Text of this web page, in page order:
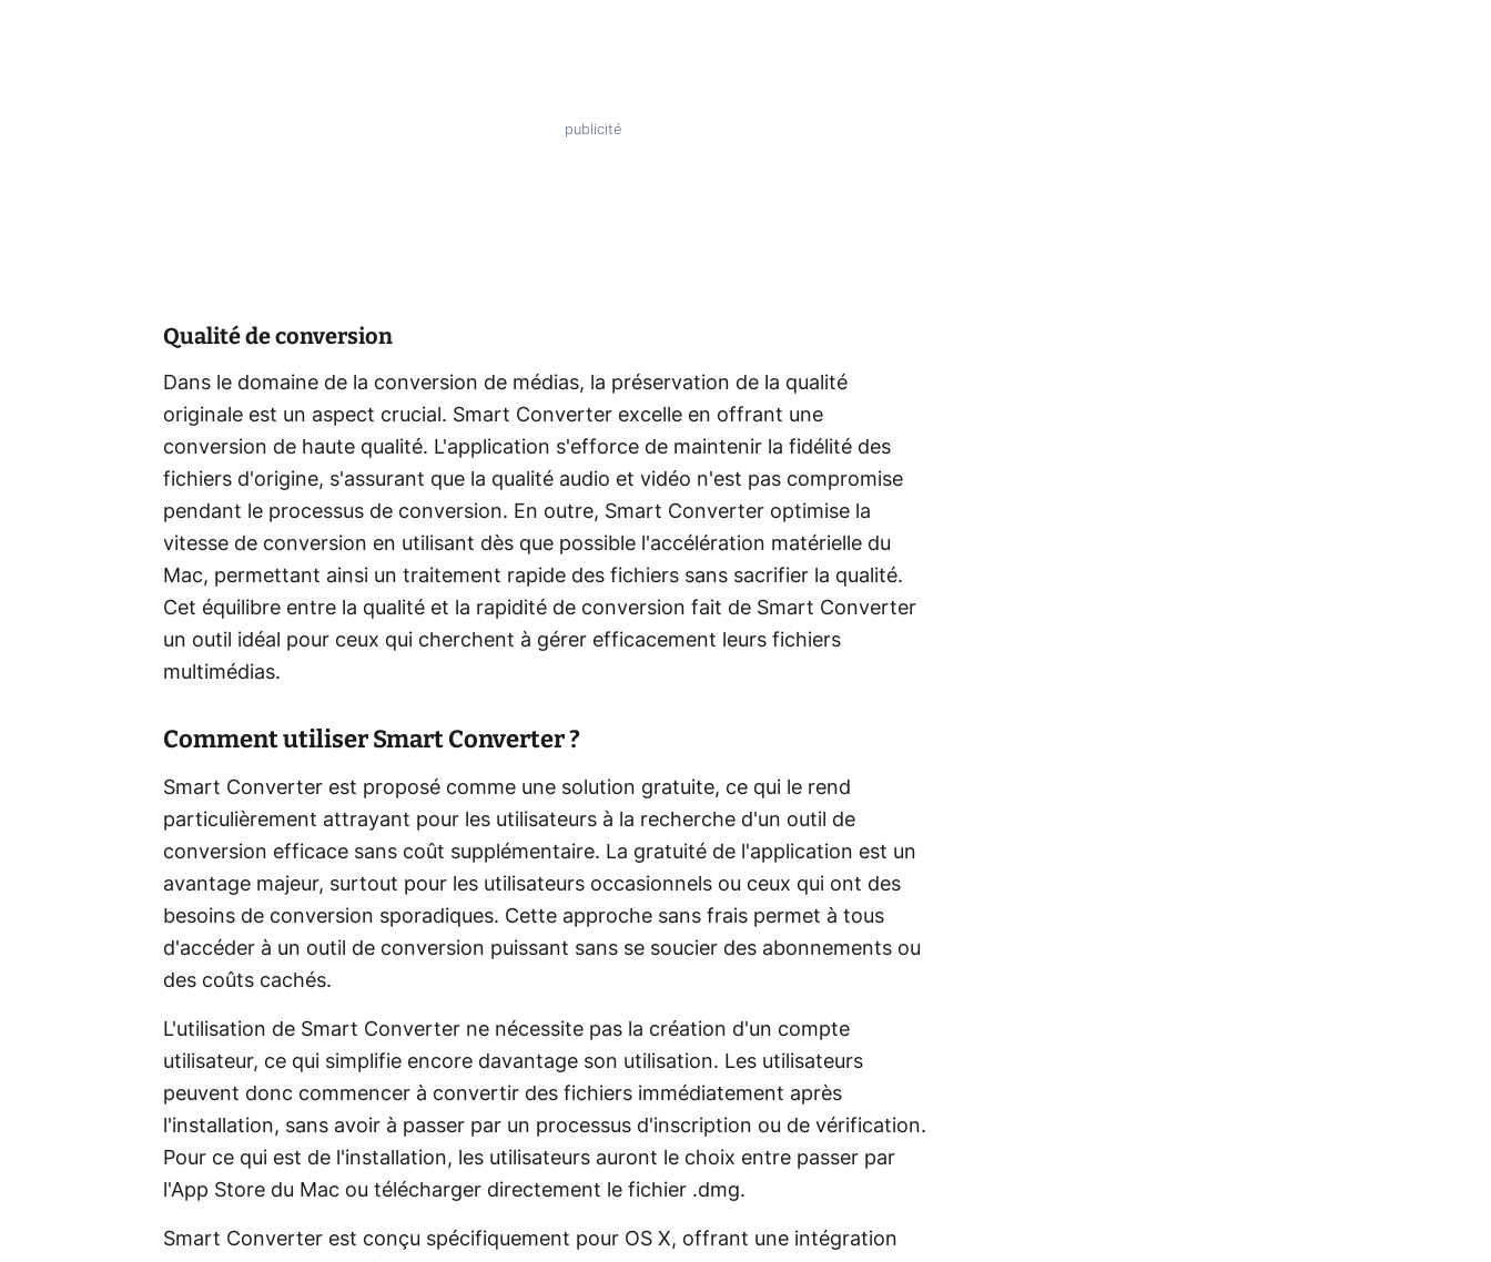
Qualité de conversion
Dans le domaine de la conversion de médias, la préservation de la qualité
originale est un aspect crucial. Smart Converter excelle en offrant une
conversion de haute qualité. L'application s'efforce de maintenir la fidélité des
fichiers d'origine, s'assurant que la qualité audio et vidéo n'est pas compromise
pendant le processus de conversion. En outre, Smart Converter optimise la
vitesse de conversion en utilisant dès que possible l'accélération matérielle du
Mac, permettant ainsi un traitement rapide des fichiers sans sacrifier la qualité.
Cet équilibre entre la qualité et la rapidité de conversion fait de Smart Converter
un outil idéal pour ceux qui cherchent à gérer efficacement leurs fichiers
multimédias.
Comment utiliser Smart Converter ?
Smart Converter est proposé comme une solution gratuite, ce qui le rend
particulièrement attrayant pour les utilisateurs à la recherche d'un outil de
conversion efficace sans coût supplémentaire. La gratuité de l'application est un
avantage majeur, surtout pour les utilisateurs occasionnels ou ceux qui ont des
besoins de conversion sporadiques. Cette approche sans frais permet à tous
d'accéder à un outil de conversion puissant sans se soucier des abonnements ou
des coûts cachés.
L'utilisation de Smart Converter ne nécessite pas la création d'un compte
utilisateur, ce qui simplifie encore davantage son utilisation. Les utilisateurs
peuvent donc commencer à convertir des fichiers immédiatement après
l'installation, sans avoir à passer par un processus d'inscription ou de vérification.
Pour ce qui est de l'installation, les utilisateurs auront le choix entre passer par
l'App Store du Mac ou télécharger directement le fichier .dmg.
Smart Converter est conçu spécifiquement pour OS X, offrant une intégration